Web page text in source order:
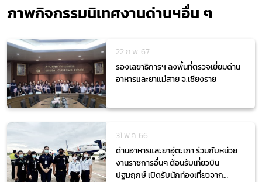
ภาพกิจกรรมนิเทศงานด่านฯอื่น ๆ
22 ก.พ. 67
รองเลขาธิการฯ ลงพื้นที่ตรวจเยี่ยมด่าน
อาหารและยาแม่สาย จ.เชียงราย
31 พ.ค. 66
ด่านอาหารและยาอู่ตะเภา ร่วมกับหน่วย
งานราชการอื่นๆ ต้อนรับเที่ยวบิน
ปฐมฤกษ์ เปิดรับนักท่องเที่ยวจาก